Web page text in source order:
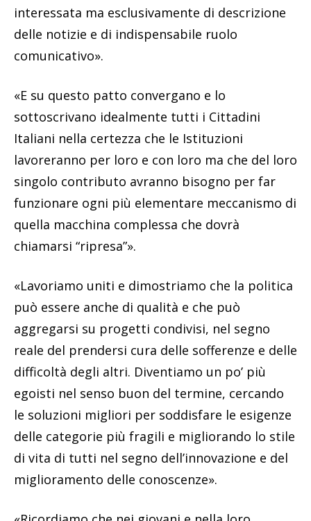
interessata ma esclusivamente di descrizione
delle notizie e di indispensabile ruolo
comunicativo».
«E su questo patto convergano e lo
sottoscrivano idealmente tutti i Cittadini
Italiani nella certezza che le Istituzioni
lavoreranno per loro e con loro ma che del loro
singolo contributo avranno bisogno per far
funzionare ogni più elementare meccanismo di
quella macchina complessa che dovrà
chiamarsi “ripresa”».
«Lavoriamo uniti e dimostriamo che la politica
può essere anche di qualità e che può
aggregarsi su progetti condivisi, nel segno
reale del prendersi cura delle sofferenze e delle
difficoltà degli altri. Diventiamo un po’ più
egoisti nel senso buon del termine, cercando
le soluzioni migliori per soddisfare le esigenze
delle categorie più fragili e migliorando lo stile
di vita di tutti nel segno dell’innovazione e del
miglioramento delle conoscenze».